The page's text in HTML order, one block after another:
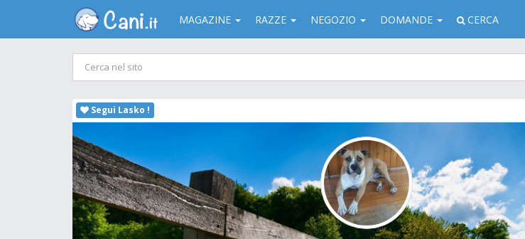
MAGAZINE RAZZE NEGOZIO DOMANDE CERCA
Segui Lasko !